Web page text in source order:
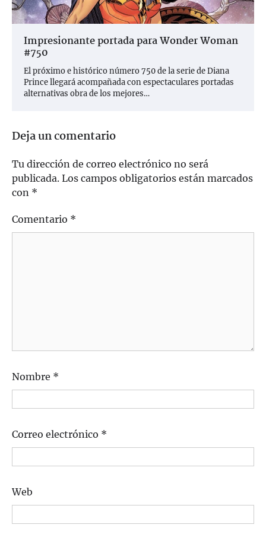
Impresionante portada para Wonder Woman
#750
El próximo e histórico número 750 de la serie de Diana
Prince llegará acompañada con espectaculares portadas
alternativas obra de los mejores…
Deja un comentario
Tu dirección de correo electrónico no será
publicada. Los campos obligatorios están marcados
con *
Comentario *
Nombre *
Correo electrónico *
Web